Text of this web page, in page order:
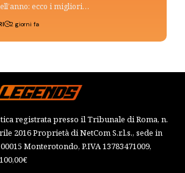
ecco i migliori…
2 giorni fa
registrata presso il Tribunale di Roma, n.
2016 Proprietà di NetCom S.r.l.s., sede in
Monterotondo, P.IVA 13783471009,